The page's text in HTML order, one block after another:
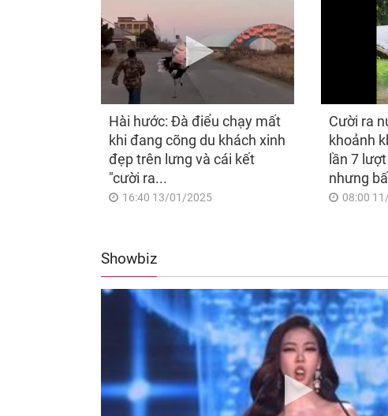
Hài hước: Đà điểu chạy mất
khi đang cõng du khách xinh
đẹp trên lưng và cái kết
"cười ra...
16:40 13/01/2025
Cười ra
khoảnh
lần 7
nhưng
08:00
Showbiz